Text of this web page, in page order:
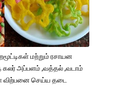
மற்றும் ரசாயன
அப்பளம் ,வத்தல் ,வடாம்
செய்ய தடை